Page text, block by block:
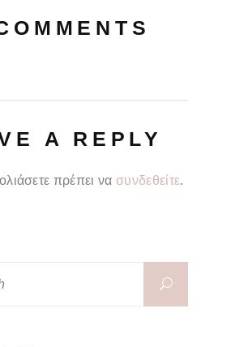
A REPLY
πρέπει να συνδεθείτε.